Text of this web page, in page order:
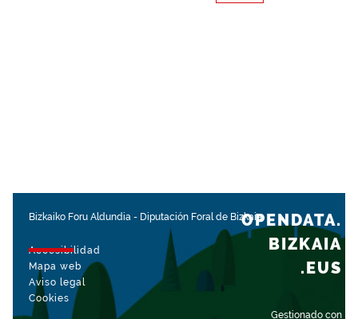
Bizkaiko Foru Aldundia - Diputación Foral de Bizkaia
Accesibilidad
Mapa web
Aviso legal
Cookies
Gestionado con
OPENDATA.
BIZKAIA
.EUS